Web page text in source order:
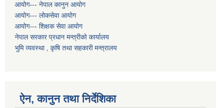
आयोग--- नेपाल कानुन आयोग
आयोग--- लोकसेवा आयोग
आयोग--- शिक्षक सेवा आयोग
नेपाल सरकार प्रधान मन्त्रीको कार्यालय
भुमि व्यवस्था , कृषि तथा सहकारी मन्त्रालय
ऐन, कानुन तथा निर्देशिका